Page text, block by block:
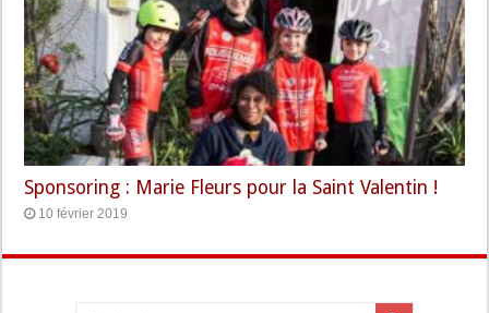
Sponsoring : Marie Fleurs pour la Saint Valentin !
10 février 2019